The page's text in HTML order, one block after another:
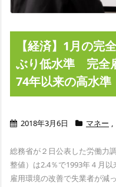
【経済】1月の完
ぶり低水準 完全
74年以来の高水準
2018年3月6日 マネー ,
総務省が２日公表した労働力
整値）は2.4％で1993年４月以
雇用環境の改善で失業者が減